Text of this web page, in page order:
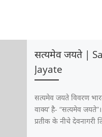
सत्यमेव जयते |
Jayate
सत्यमेव जयते विवरण भारत
वाक्य’ है- “सत्यमेव जयते”।
प्रतीक के नीचे